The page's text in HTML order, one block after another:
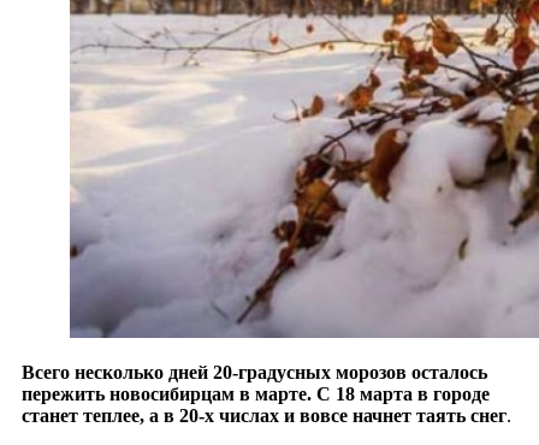
Всего несколько дней 20-градусных морозов осталось
пережить новосибирцам в марте. С 18 марта в городе
станет теплее, а в 20-х числах и вовсе начнет таять снег.